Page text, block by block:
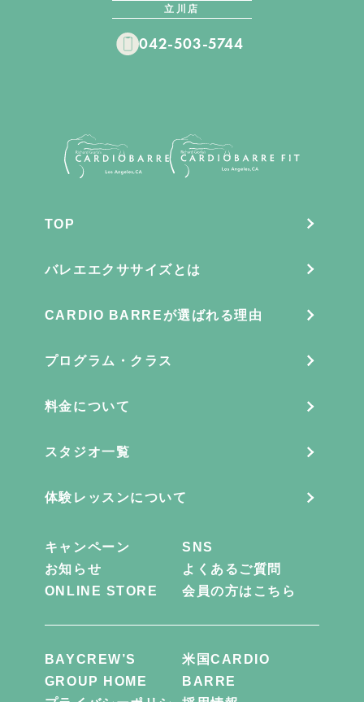
立川店
042-503-5744
TOP
バレエエクササイズとは
CARDIO BARREが選ばれる理由
プログラム・クラス
料金について
スタジオ一覧
体験レッスンについて
キャンペーン
SNS
お知らせ
よくあるご質問
ONLINE STORE
会員の方はこちら
BAYCREW’S
GROUP HOME
米国CARDIO
BARRE